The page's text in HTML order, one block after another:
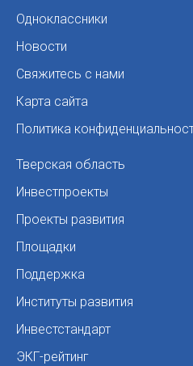
Одноклассники
Новости
Свяжитесь с нами
Карта сайта
Политика
Тверская область
Инвестпроекты
Проекты развития
Площадки
Поддержка
Институты развития
Инвестстандарт
ЭКГ-рейтинг